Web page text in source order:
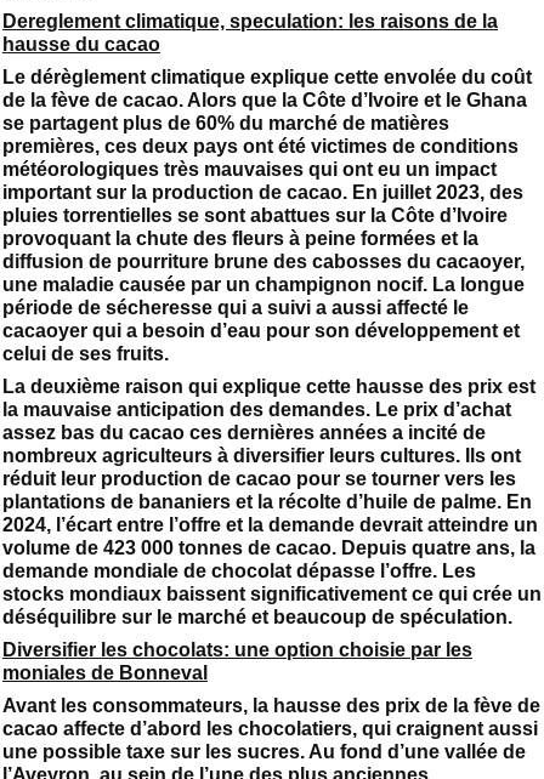
Dereglement climatique, speculation: les raisons de la
hausse du cacao
Le dérèglement climatique explique cette envolée du coût
de la fève de cacao. Alors que la Côte d’Ivoire et le Ghana
se partagent plus de 60% du marché de matières
premières, ces deux pays ont été victimes de conditions
météorologiques très mauvaises qui ont eu un impact
important sur la production de cacao. En juillet 2023, des
pluies torrentielles se sont abattues sur la Côte d’Ivoire
provoquant la chute des fleurs à peine formées et la
diffusion de pourriture brune des cabosses du cacaoyer,
une maladie causée par un champignon nocif. La longue
période de sécheresse qui a suivi a aussi affecté le
cacaoyer qui a besoin d’eau pour son développement et
celui de ses fruits.
La deuxième raison qui explique cette hausse des prix est
la mauvaise anticipation des demandes. Le prix d’achat
assez bas du cacao ces dernières années a incité de
nombreux agriculteurs à diversifier leurs cultures. Ils ont
réduit leur production de cacao pour se tourner vers les
plantations de bananiers et la récolte d’huile de palme. En
2024, l’écart entre l’offre et la demande devrait atteindre un
volume de 423 000 tonnes de cacao. Depuis quatre ans, la
demande mondiale de chocolat dépasse l’offre. Les
stocks mondiaux baissent significativement ce qui crée un
déséquilibre sur le marché et beaucoup de spéculation.
Diversifier les chocolats: une option choisie par les
moniales de Bonneval
Avant les consommateurs, la hausse des prix de la fève de
cacao affecte d’abord les chocolatiers, qui craignent aussi
une possible taxe sur les sucres. Au fond d’une vallée de